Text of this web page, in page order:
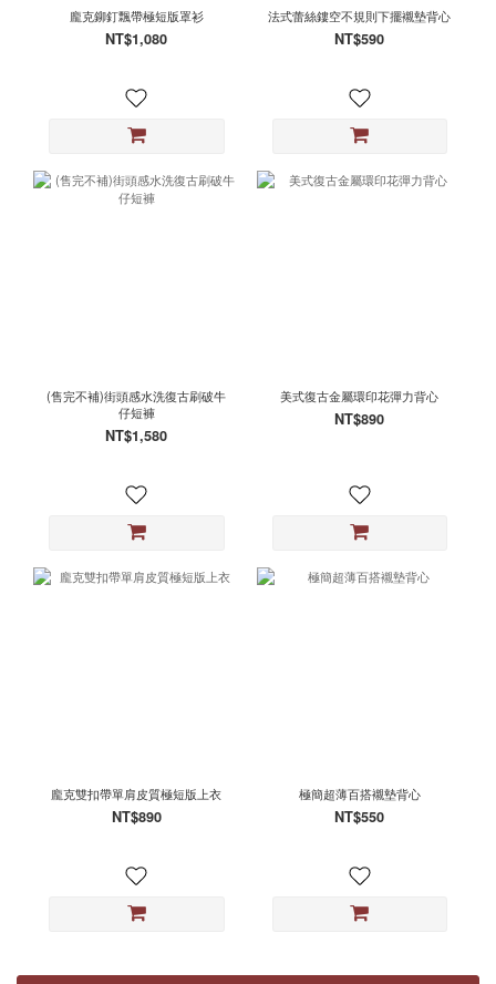
龐克鉚釘飄帶極短版罩衫
NT$1,080
法式蕾絲鏤空不規則下擺襯墊背心
NT$590
(售完不補)街頭感水洗復古刷破牛
仔短褲
NT$1,580
美式復古金屬環印花彈力背心
NT$890
龐克雙扣帶單肩皮質極短版上衣
NT$890
極簡超薄百搭襯墊背心
NT$550